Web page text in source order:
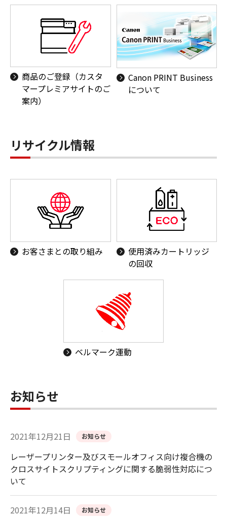
商品のご登録（カスタ
マープレミアサイトのご
案内）
Canon PRINT Business
について
リサイクル情報
お客さまとの取り組み
使用済みカートリッジ
の回収
ベルマーク運動
お知らせ
2021年12月21日 お知らせ
レーザープリンター及びスモールオフィス向け複合機の
クロスサイトスクリプティングに関する脆弱性対応につ
いて
2021年12月14日 お知らせ